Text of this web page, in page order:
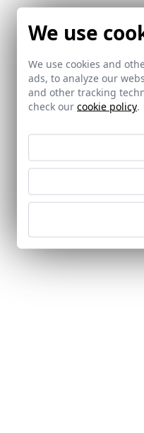
We use
We use cookies and
ads, to analyze our
and other tracking
check our cookie policy.